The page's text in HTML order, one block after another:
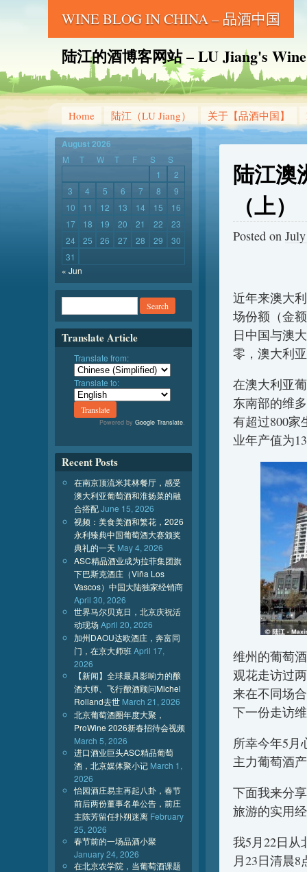
WINE BLOG IN CHINA – 品酒中国
陆江的酒博客网站 – LU Jiang's
Home 陆江（LU Jiang） 关于【品酒中国】
陆江澳
（上）
Posted on
近年来澳大
场份额（金
日中国与澳
零，澳大利
在澳大利亚
东南部的维
有超过800家
业年产值为
维州的葡萄
观花走访过
来在不同场
下一份走访
所幸今年5月
主力葡萄酒
下面我来分
旅游的实用
我5月22日从
月23日清晨
August 2026
M T W T F S
S
1
2
3
4 5 6 7 8
9
10
11 12 13 14 15
16
17
18 19 20 21 22
23
24
25 26 27 28 29
30
31
« Jun
Translate Article
Translate from:
Translate to:
Powered by Google Translate.
Recent Posts
在南京顶流米其林餐厅，感受
澳大利亚葡萄酒和淮扬菜的融
合搭配June 15, 2026
视频：美食美酒和繁花，2026
永利臻典中国葡萄酒大赛颁奖
典礼的一天 May 4, 2026
ASC精品酒业成为拉菲集团旗
下巴斯克酒庄（Viña Los
Vascos）中国大陆独家经销商
April 30, 2026
世界马尔贝克日，北京庆祝活
动现场April 20, 2026
加州DAOU达欧酒庄，奔富同
门，在京大师班 April 17,
2026
【新闻】全球最具影响力的酿
酒大师、飞行酿酒顾问Michel
Rolland去世 March 21, 2026
北京葡萄酒圈年度大聚，
ProWine 2026新春招待会视频
March 5, 2026
进口酒业巨头ASC精品葡萄
酒，北京媒体聚小记 March 1,
2026
怡园酒庄易主再起八卦，春节
前后两份董事名单公告，前庄
主陈芳留任扑朔迷离 February
25, 2026
春节前的一场品酒小聚
January 24, 2026
在北京农学院，当葡萄酒课题